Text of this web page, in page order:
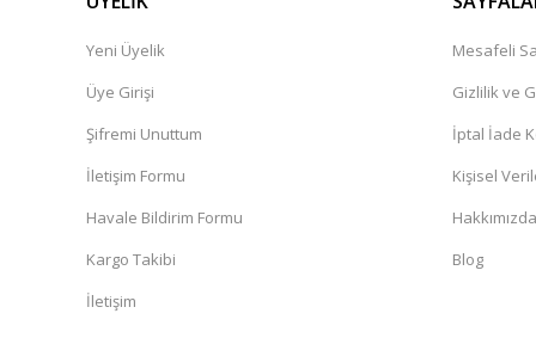
Yeni Üyelik
Üye Girişi
Şifremi Unuttum
İletişim Formu
Havale Bildirim Formu
Kargo Takibi
İletişim
Mesafeli
Gizlilik ve
İptal İade
Kişisel
Hakkımızda
Blog